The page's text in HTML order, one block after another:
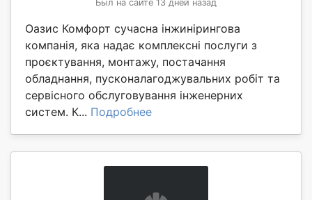
Был на сайте 13 дней назад
Оазис Комфорт сучасна інжинірингова
компанія, яка надає комплексні послуги з
проєктування, монтажу, постачання
обладнання, пусконалагоджувальних робіт та
сервісного обслуговування інженерних
систем. К... Подробнее